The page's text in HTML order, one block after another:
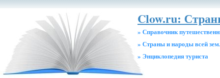
Clow.ru:
» Справочник
» Страны и народы всей
» Энциклопедия туриста